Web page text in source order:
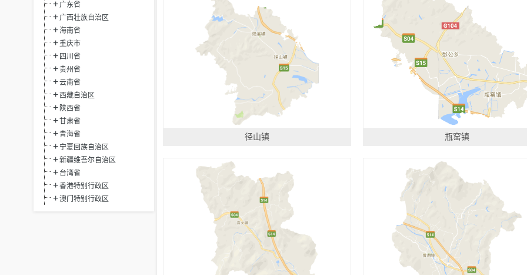
广东省
广西壮族自治区
海南省
重庆市
四川省
贵州省
云南省
西藏自治区
陕西省
甘肃省
青海省
宁夏回族自治区
新疆维吾尔自治区
台湾省
香港特别行政区
澳门特别行政区
径山镇 瓶窑镇